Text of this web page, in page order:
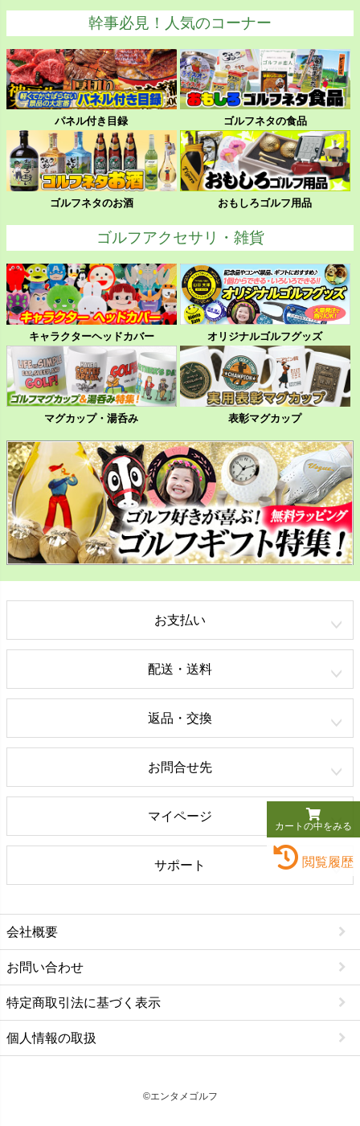
カートの中をみる
閲覧履歴
幹事必見！人気のコーナー
パネル付き目録 ゴルフネタの食品
ゴルフネタのお酒 おもしろゴルフ用品
ゴルフアクセサリ・雑貨
キャラクターヘッドカバー オリジナルゴルフグッズ
マグカップ・湯呑み 表彰マグカップ
お支払い
配送・送料
返品・交換
お問合せ先
マイページ
サポート
会社概要
お問い合わせ
特定商取引法に基づく表示
個人情報の取扱
©エンタメゴルフ